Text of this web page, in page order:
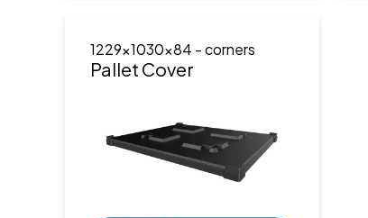
1229x1030x84 - corners
Pallet Cover